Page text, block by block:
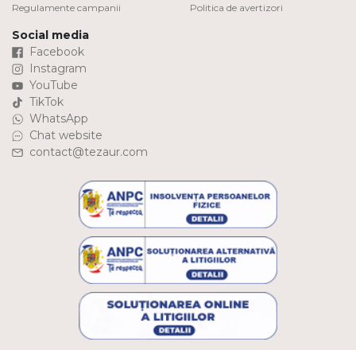
Regulamente campanii
Politica de avertizori
Social media
Facebook
Instagram
YouTube
TikTok
WhatsApp
Chat website
contact@tezaur.com